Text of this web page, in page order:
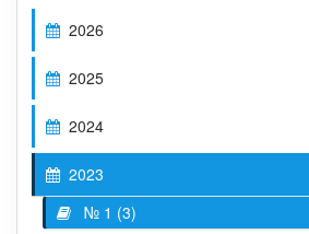
2026
2025
2024
2023
№ 1 (3)